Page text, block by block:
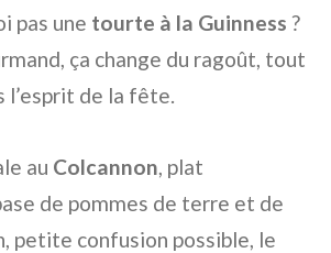
pas une tourte à la Guinness ?
ça change du ragoût, tout
l’esprit de la fête.
au Colcannon, plat
de pommes de terre et de
petite confusion possible, le